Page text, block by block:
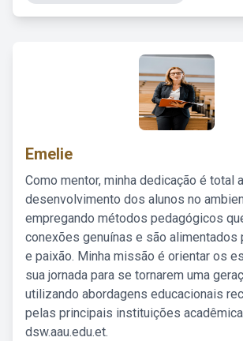
Emelie
Como mentor, minha dedicação é total
desenvolvimento dos alunos no
empregando métodos pedagógicos
conexões genuínas e são alimentados
e paixão. Minha missão é orientar os
sua jornada para se tornarem uma
utilizando abordagens educacionais
pelas principais instituições
dsw.aau.edu.et.